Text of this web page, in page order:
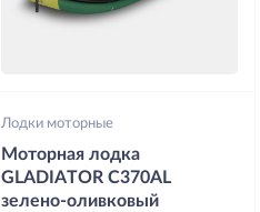
Лодки моторные
Моторная лодка
GLADIATOR C370AL
зелено-оливковый